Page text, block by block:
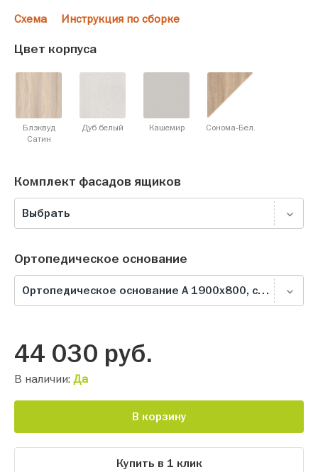
Схема Инструкция по сборке
Цвет корпуса
Блэквуд
Cатин
Дуб белый Кашемир Сонома-Бел.
Комплект фасадов ящиков
Выбрать
Ортопедическое основание
Ортопедическое основание А 1900х800, серое
44 030 руб.
В наличии: Да
В корзину
Купить в 1 клик